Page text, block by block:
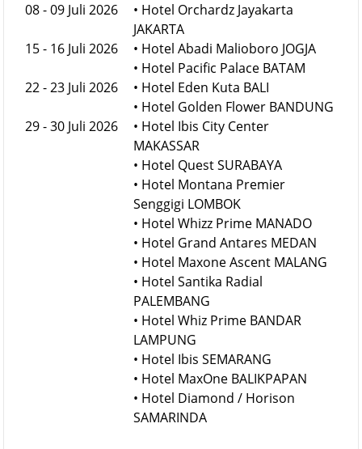
08 - 09 Juli 2026
15 - 16 Juli 2026
22 - 23 Juli 2026
29 - 30 Juli 2026
• Hotel Orchardz Jayakarta
JAKARTA
• Hotel Abadi Malioboro JOGJA
• Hotel Pacific Palace BATAM
• Hotel Eden Kuta BALI
• Hotel Golden Flower BANDUNG
• Hotel Ibis City Center
MAKASSAR
• Hotel Quest SURABAYA
• Hotel Montana Premier
Senggigi LOMBOK
• Hotel Whizz Prime MANADO
• Hotel Grand Antares MEDAN
• Hotel Maxone Ascent MALANG
• Hotel Santika Radial
PALEMBANG
• Hotel Whiz Prime BANDAR
LAMPUNG
• Hotel Ibis SEMARANG
• Hotel MaxOne BALIKPAPAN
• Hotel Diamond / Horison
SAMARINDA